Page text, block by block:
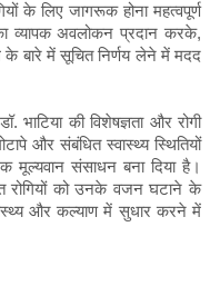
के लिए जागरूक होना महत्वपूर्ण
व्यापक अवलोकन प्रदान करके,
के बारे में सूचित निर्णय लेने में मदद
भाटिया की विशेषज्ञता और रोगी
और संबंधित स्वास्थ्य स्थितियों
मूल्यवान संसाधन बना दिया है।
रोगियों को उनके वजन घटाने के
और कल्याण में सुधार करने में